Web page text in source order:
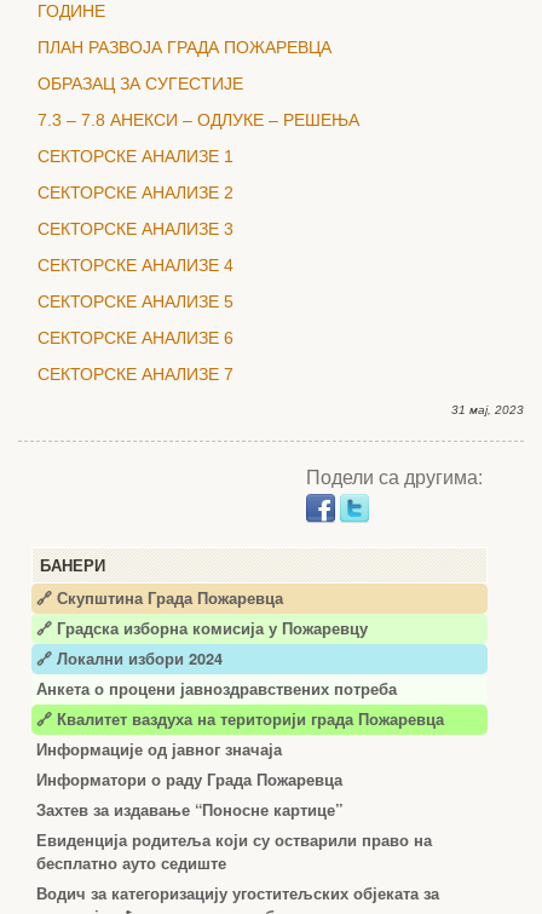
БАНЕРИ
🔗 Скупштина Града Пожаревца
🔗 Градска изборна комисија у Пожаревцу
🔗 Локални избори 2024
Анкета о процени јавноздравствених потреба
🔗 Квалитет ваздуха на територији града Пожаревца
Информације од јавног значаја
Информатори о раду Града Пожаревца
Захтев за издавање “Поносне картице”
Евиденција родитеља који су остварили право на
бесплатно ауто седиште
Водич за категоризацију угоститељских објеката за
ГОДИНЕ
ПЛАН РАЗВОЈА ГРАДА ПОЖАРЕВЦА
ОБРАЗАЦ ЗА СУГЕСТИЈЕ
7.3 – 7.8 АНЕКСИ – ОДЛУКЕ – РЕШЕЊА
СЕКТОРСКЕ АНАЛИЗЕ 1
СЕКТОРСКЕ АНАЛИЗЕ 2
СЕКТОРСКЕ АНАЛИЗЕ 3
СЕКТОРСКЕ АНАЛИЗЕ 4
СЕКТОРСКЕ АНАЛИЗЕ 5
СЕКТОРСКЕ АНАЛИЗЕ 6
СЕКТОРСКЕ АНАЛИЗЕ 7
31 мај, 2023
Подели са другима: